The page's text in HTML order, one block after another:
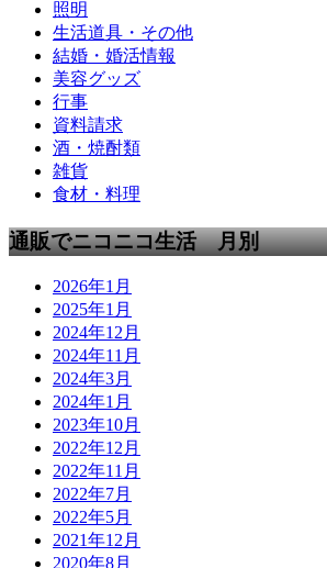
照明
生活道具・その他
結婚・婚活情報
美容グッズ
行事
資料請求
酒・焼酎類
雑貨
食材・料理
通販でニコニコ生活 月別
2026年1月
2025年1月
2024年12月
2024年11月
2024年3月
2024年1月
2023年10月
2022年12月
2022年11月
2022年7月
2022年5月
2021年12月
2020年8月